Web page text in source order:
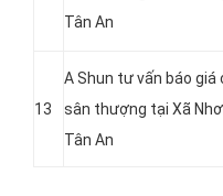
Tân An
13
A Shun tư vấn báo
sân thượng tại Xã
Tân An